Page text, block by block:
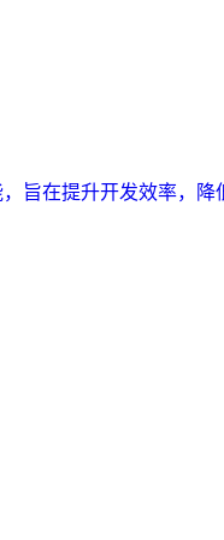
旨在提升开发效率，降